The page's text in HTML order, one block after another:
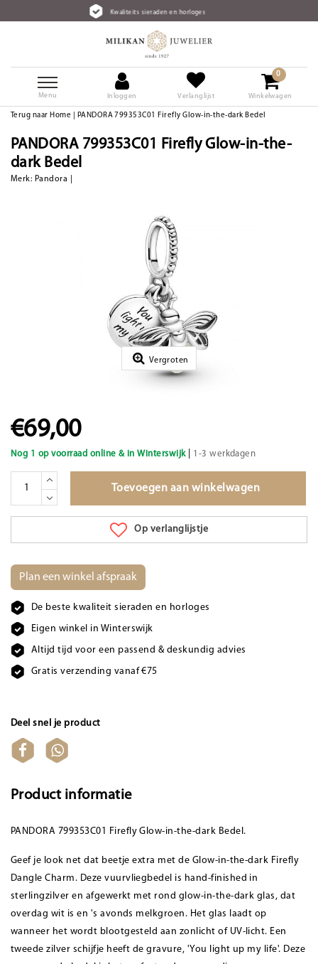
Kwaliteits sieraden en horloges
Menu Inloggen Verlanglijst
0
Winkelwagen
Terug naar Home PANDORA 799353C01 Firefly Glow-in-the-dark Bedel
PANDORA 799353C01 Firefly Glow-in-the-
dark Bedel
Merk: Pandora
Vergroten
€69,00
Nog 1 op voorraad online & in Winterswijk| 1-3 werkdagen
Toevoegen aan winkelwagen
Op verlanglijstje
Plan een winkel afspraak
De beste kwaliteit sieraden en horloges
Eigen winkel in Winterswijk
Altijd tijd voor een passend & deskundig advies
Gratis verzending vanaf €75
Deel snel je product
Product informatie
PANDORA 799353C01 Firefly Glow-in-the-dark Bedel.
Geef je look net dat beetje extra met de Glow-in-the-dark Firefly
Dangle Charm. Deze vuurvliegbedel is hand-finished in
sterlingzilver en afgewerkt met rond glow-in-the-dark glas, dat
overdag wit is en 's avonds melkgroen. Het glas laadt op
wanneer het wordt blootgesteld aan zonlicht of UV-licht. Een
tweede zilver schijfje heeft de gravure, 'You light up my life'. Deze